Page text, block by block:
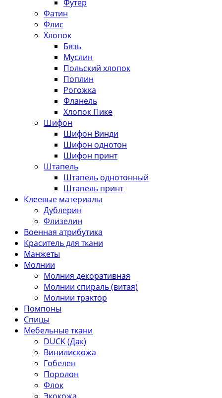
Футер
Фатин
Флис
Хлопок
Бязь
Муслин
Польский хлопок
Поплин
Рогожка
Фланель
Хлопок Пике
Шифон
Шифон Винди
Шифон однотон
Шифон принт
Штапель
Штапель однотонный
Штапель принт
Клеевые материалы
Дублерин
Флизелин
Военная атрибутика
Краситель для ткани
Манжеты
Молнии
Молния декоративная
Молнии спираль (витая)
Молнии трактор
Помпоны
Спицы
Мебельные ткани
DUCK (Дак)
Винилискожа
Гобелен
Поролон
Флок